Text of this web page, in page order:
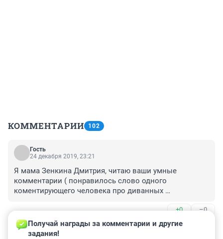
КОММЕНТАРИИ 102
Гость
24 декабря 2019, 23:21
Я мама Зенкина Дмитрия, читаю ваши умные
комментарии ( понравилось слово одного
коментирующего человека про диванных
+0 –0
Гость
23 декабря 2019, 23:45
Получай награды за комментарии и другие
задания!